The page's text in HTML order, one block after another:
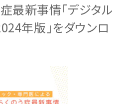
最新事情「デジタル
年版」をダウンロ